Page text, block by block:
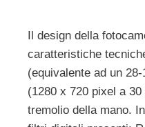
Il design della
caratteristiche
(equivalente ad un
(1280 x 720 pixel a
tremolio della mano.